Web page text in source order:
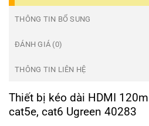
THÔNG TIN BỔ SUNG
ĐÁNH GIÁ (0)
THÔNG TIN LIÊN HỆ
Thiết bị kéo dài HDMI
cat5e, cat6 Ugreen 40283